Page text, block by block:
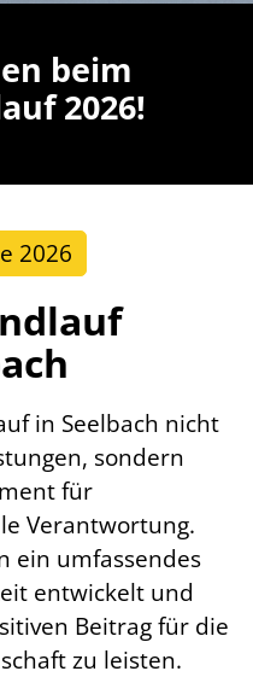
beim
2026!
2026
in Seelbach nicht
sondern
für
Verantwortung.
ein umfassendes
entwickelt und
Beitrag für die
zu leisten.